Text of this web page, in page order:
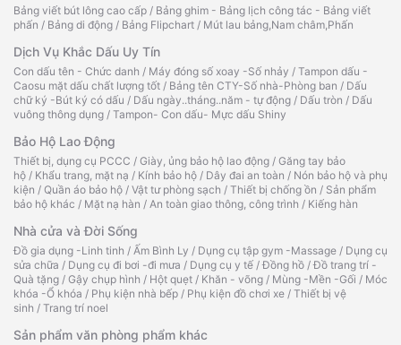
Bảng viết bút lông cao cấp / Bảng ghim - Bảng lịch công tác - Bảng viết
phấn / Bảng di động / Bảng Flipchart / Mút lau bảng,Nam châm,Phấn
Dịch Vụ Khắc Dấu Uy Tín
Con dấu tên - Chức danh / Máy đóng số xoay -Số nhảy / Tampon dấu -
Caosu mặt dấu chất lượng tốt / Bảng tên CTY-Số nhà-Phòng ban / Dấu
chữ ký -Bút ký có dấu / Dấu ngày..tháng..năm - tự động / Dấu tròn / Dấu
vuông thông dụng / Tampon- Con dấu- Mực dấu Shiny
Bảo Hộ Lao Động
Thiết bị, dụng cụ PCCC / Giày, ủng bảo hộ lao động / Găng tay bảo
hộ / Khẩu trang, mặt nạ / Kính bảo hộ / Dây đai an toàn / Nón bảo hộ và phụ
kiện / Quần áo bảo hộ / Vật tư phòng sạch / Thiết bị chống ồn / Sản phẩm
bảo hộ khác / Mặt nạ hàn / An toàn giao thông, công trình / Kiếng hàn
Nhà cửa và Đời Sống
Đồ gia dụng -Linh tinh / Ấm Bình Ly / Dụng cụ tập gym -Massage / Dụng cụ
sửa chữa / Dụng cụ đi bơi -đi mưa / Dụng cụ y tế /Đồng hồ /Đồ trang trí -
Quà tặng / Gậy chụp hình / Hột quẹt / Khăn - võng / Mùng -Mền -Gối / Móc
khóa -Ổ khóa / Phụ kiện nhà bếp / Phụ kiện đồ chơi xe / Thiết bị vệ
sinh / Trang trí noel
Sản phẩm văn phòng phẩm khác